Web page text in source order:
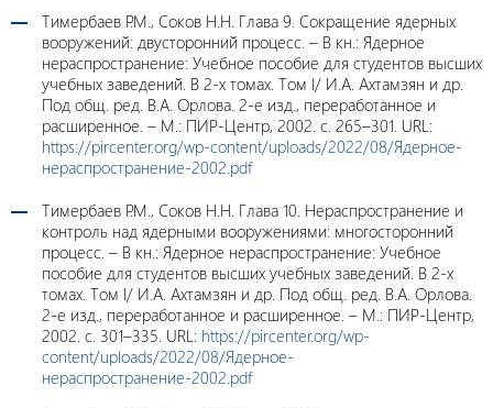
Тимербаев Р.М., Соков Н.Н. Глава 9. Сокращение ядерных
вооружений: двусторонний процесс. – В кн.: Ядерное
нераспространение: Учебное пособие для студентов высших
учебных заведений. В 2-х томах. Том I/ И.А. Ахтамзян и др.
Под общ. ред. В.А. Орлова. 2-е изд., переработанное и
расширенное. – М.: ПИР-Центр, 2002. с. 265–301. URL:
https://pircenter.org/wp-content/uploads/2022/08/Ядерное-
нераспространение-2002.pdf
Тимербаев Р.М., Соков Н.Н. Глава 10. Нераспространение и
контроль над ядерными вооружениями: многосторонний
процесс. – В кн.: Ядерное нераспространение: Учебное
пособие для студентов высших учебных заведений. В 2-х
томах. Том I/ И.А. Ахтамзян и др. Под общ. ред. В.А. Орлова.
2-е изд., переработанное и расширенное. – М.: ПИР-Центр,
2002. с. 301–335. URL: https://pircenter.org/wp-
content/uploads/2022/08/Ядерное-
нераспространение-2002.pdf